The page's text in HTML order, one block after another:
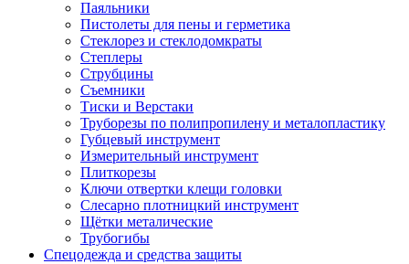
Паяльники
Пистолеты для пены и герметика
Стеклорез и стеклодомкраты
Степлеры
Струбцины
Съемники
Тиски и Верстаки
Труборезы по полипропилену и металопластику
Губцевый инструмент
Измерительный инструмент
Плиткорезы
Ключи отвертки клещи головки
Слесарно плотницкий инструмент
Щётки металические
Трубогибы
Спецодежда и средства защиты